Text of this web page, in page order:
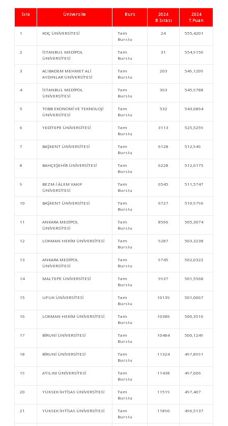
Sıra Üniversite Burs
2024
B.Sırası
2024
T.Puan
1 KOÇ ÜNİVERSİTESİ
Tam
Burslu
24 555,4201
2
İSTANBUL MEDİPOL
ÜNİVERSİTESİ
Tam
Burslu
31 554,9156
3
ACIBADEM MEHMET ALİ
AYDINLAR ÜNİVERSİTESİ
Tam
Burslu
203 549,1209
4
İSTANBUL MEDİPOL
ÜNİVERSİTESİ
Tam
Burslu
363 545,9788
5
TOBB EKONOMİ VE TEKNOLOJİ
ÜNİVERSİTESİ
Tam
Burslu
532 543,6864
6 YEDİTEPE ÜNİVERSİTESİ
Tam
Burslu
3113 525,5259
7 BAŞKENT ÜNİVERSİTESİ
Tam
Burslu
6128 512,949
8 BAHÇEŞEHİR ÜNİVERSİTESİ
Tam
Burslu
6228 512,6175
9
BEZM-İ ÂLEM VAKIF
ÜNİVERSİTESİ
Tam
Burslu
6545 511,5747
10 BAŞKENT ÜNİVERSİTESİ
Tam
Burslu
6727 510,9796
11
ANKARA MEDİPOL
ÜNİVERSİTESİ
Tam
Burslu
8566 505,3074
12 LOKMAN HEKİM ÜNİVERSİTESİ
Tam
Burslu
9287 503,3238
13
ANKARA MEDİPOL
ÜNİVERSİTESİ
Tam
Burslu
9745 502,0322
14 MALTEPE ÜNİVERSİTESİ
Tam
Burslu
9937 501,5568
15 UFUK ÜNİVERSİTESİ
Tam
Burslu
10139 501,0067
16 LOKMAN HEKİM ÜNİVERSİTESİ
Tam
Burslu
10386 500,3516
17 BİRUNİ ÜNİVERSİTESİ
Tam
Burslu
10484 500,1249
18 BİRUNİ ÜNİVERSİTESİ
Tam
Burslu
11324 497,8991
19 ATILIM ÜNİVERSİTESİ
Tam
Burslu
11438 497,606
20 YÜKSEK İHTİSAS ÜNİVERSİTESİ
Tam
Burslu
11519 497,407
21 YÜKSEK İHTİSAS ÜNİVERSİTESİ
Tam
Burslu
11890 496,5137